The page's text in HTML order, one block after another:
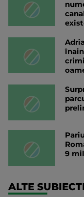
9
ALTE